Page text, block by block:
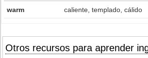
warm caliente, templado, cálido
Otros recursos para aprender